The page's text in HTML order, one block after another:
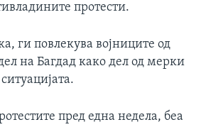
протести.
ги повлекува војниците од
на Багдад како дел од мерки
пред една недела, беа